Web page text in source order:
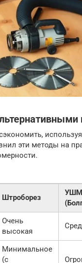
эти методы на
Штроборез
УШМ
Очень
высокая
Минимальное
(с